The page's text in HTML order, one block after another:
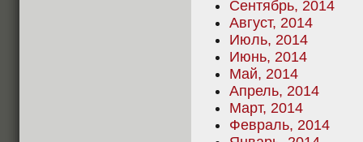
Сентябрь, 2014
Август, 2014
Июль, 2014
Июнь, 2014
Май, 2014
Апрель, 2014
Март, 2014
Февраль, 2014